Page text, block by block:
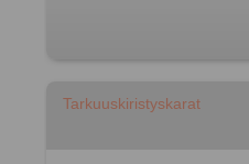
Tarkuuskiristyskarat